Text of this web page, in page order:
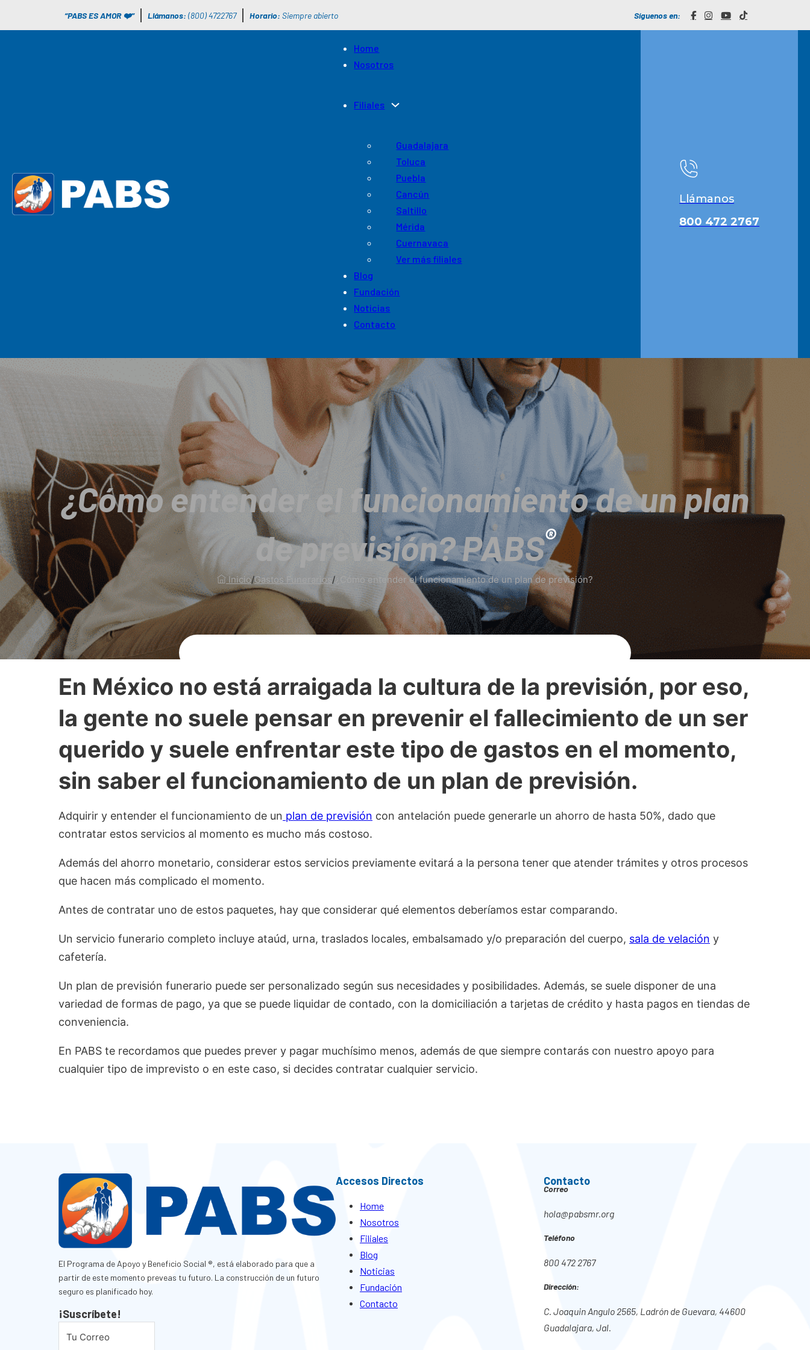
“PABS ES AMOR ❤️” Llámanos: (800) 4722767 Horario: Siempre abierto Síguenos en:
Home
Nosotros
Filiales
Guadalajara
Toluca
Puebla
Cancún
Saltillo
Mérida
Cuernavaca
Ver más filiales
Blog
Fundación
Noticias
Contacto
Llámanos
800 472 2767
¿Cómo entender el funcionamiento de un plan
de previsión? PABS®
Inicio/Gastos Funerarios/ ¿Cómo entender el funcionamiento de un plan de previsión?
En México no está arraigada la cultura de la previsión, por eso,
la gente no suele pensar en prevenir el fallecimiento de un ser
querido y suele enfrentar este tipo de gastos en el momento,
sin saber el funcionamiento de un plan de previsión.
Adquirir y entender el funcionamiento de un plan de previsión con antelación puede generarle un ahorro de hasta 50%, dado que
contratar estos servicios al momento es mucho más costoso.
Además del ahorro monetario, considerar estos servicios previamente evitará a la persona tener que atender trámites y otros procesos
que hacen más complicado el momento.
Antes de contratar uno de estos paquetes, hay que considerar qué elementos deberíamos estar comparando.
Un servicio funerario completo incluye ataúd, urna, traslados locales, embalsamado y/o preparación del cuerpo, sala de velación y
cafetería.
Un plan de previsión funerario puede ser personalizado según sus necesidades y posibilidades. Además, se suele disponer de una
variedad de formas de pago, ya que se puede liquidar de contado, con la domiciliación a tarjetas de crédito y hasta pagos en tiendas de
conveniencia.
En PABS te recordamos que puedes prever y pagar muchísimo menos, además de que siempre contarás con nuestro apoyo para
cualquier tipo de imprevisto o en este caso, si decides contratar cualquier servicio.
El Programa de Apoyo y Beneficio Social ®, está elaborado para que a
partir de este momento preveas tu futuro. La construcción de un futuro
seguro es planificado hoy.
¡Suscríbete!
Accesos Directos
Home
Nosotros
Filiales
Blog
Noticias
Fundación
Contacto
Contacto
Correo
hola@pabsmr.org
Teléfono
800 472 2767
Dirección:
C. Joaquin Angulo 2565, Ladrón de Guevara, 44600
Guadalajara, Jal.